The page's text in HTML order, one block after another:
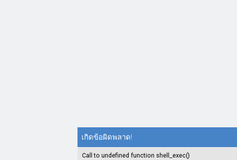
เกิดข้อผิดพลาด!
Call to undefined function shell_exec()